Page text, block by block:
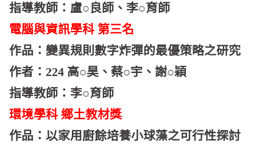
指導教師：盧○良師、李○育師
電腦與資訊學科 第三名
作品：變異規則數字炸彈的最優策略之研究
作者：224 高○昊、蔡○宇、謝○穎
指導教師：李○育師
環境學科 鄉土教材獎
作品：以家用廚餘培養小球藻之可行性探討